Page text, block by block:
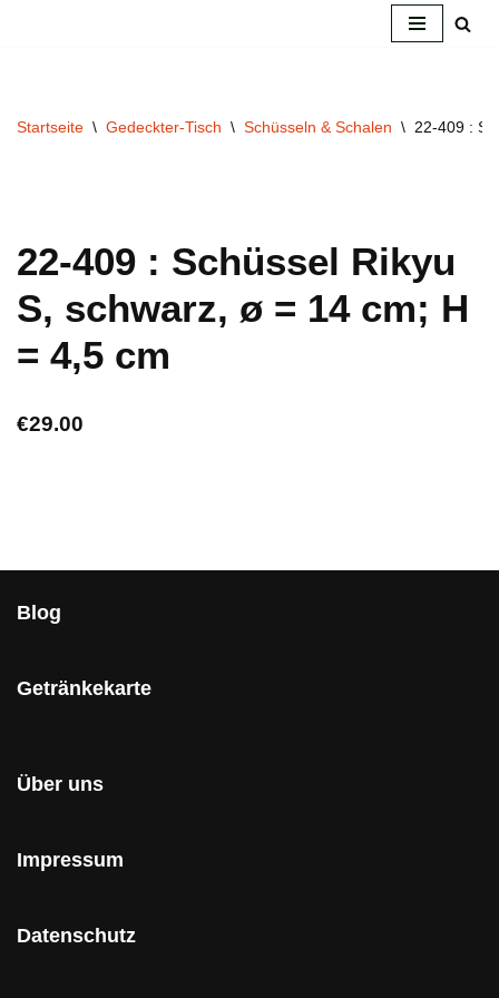
Startseite \ Gedeckter-Tisch \ Schüsseln & Schalen \ 22-409 :
22-409 : Schüssel Rikyu
S, schwarz, ø = 14 cm; H
= 4,5 cm
€29.00
Blog
Getränkekarte
Über uns
Impressum
Datenschutz